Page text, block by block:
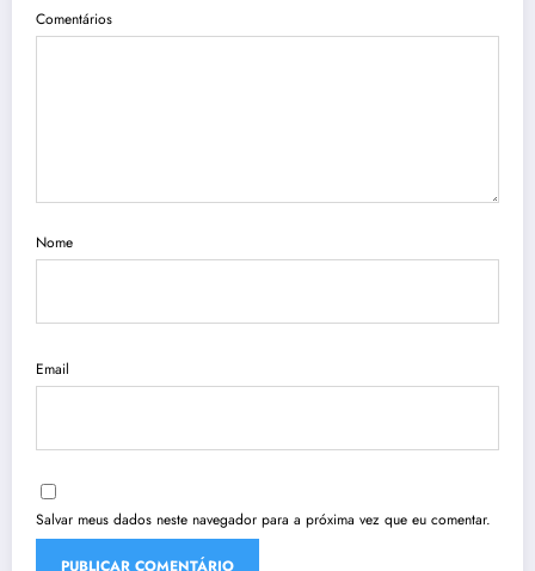
Comentários
Nome
Email
Salvar meus dados neste navegador para a próxima vez que eu comentar.